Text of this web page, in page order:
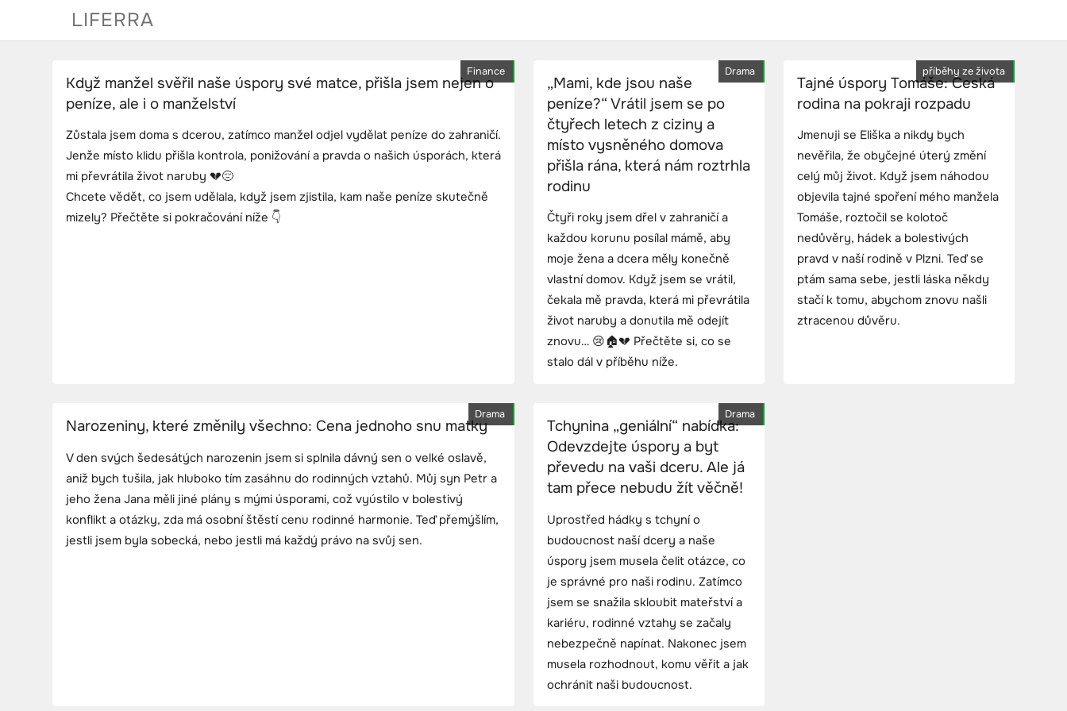
LIFERRA
Finance
Když manžel svěřil naše úspory své matce, přišla jsem nejen o
peníze, ale i o manželství
Zůstala jsem doma s dcerou, zatímco manžel odjel vydělat peníze do zahraničí.
Jenže místo klidu přišla kontrola, ponižování a pravda o našich úsporách, která
mi převrátila život naruby 💔😔
Chcete vědět, co jsem udělala, když jsem zjistila, kam naše peníze skutečně
mizely? Přečtěte si pokračování níže 👇
Drama
„Mami, kde jsou naše
peníze?“ Vrátil jsem se po
čtyřech letech z ciziny a
místo vysněného domova
přišla rána, která nám roztrhla
rodinu
Čtyři roky jsem dřel v zahraničí a
každou korunu posílal mámě, aby
moje žena a dcera měly konečně
vlastní domov. Když jsem se vrátil,
čekala mě pravda, která mi převrátila
život naruby a donutila mě odejít
znovu… 😢🏠💔 Přečtěte si, co se
stalo dál v příběhu níže.
příběhy ze života
Tajné úspory Tomáše: Česká
rodina na pokraji rozpadu
Jmenuji se Eliška a nikdy bych
nevěřila, že obyčejné úterý změní
celý můj život. Když jsem náhodou
objevila tajné spoření mého manžela
Tomáše, roztočil se kolotoč
nedůvěry, hádek a bolestivých
pravd v naší rodině v Plzni. Teď se
ptám sama sebe, jestli láska někdy
stačí k tomu, abychom znovu našli
ztracenou důvěru.
Drama
Narozeniny, které změnily všechno: Cena jednoho snu matky
V den svých šedesátých narozenin jsem si splnila dávný sen o velké oslavě,
aniž bych tušila, jak hluboko tím zasáhnu do rodinných vztahů. Můj syn Petr a
jeho žena Jana měli jiné plány s mými úsporami, což vyústilo v bolestivý
konflikt a otázky, zda má osobní štěstí cenu rodinné harmonie. Teď přemýšlím,
jestli jsem byla sobecká, nebo jestli má každý právo na svůj sen.
Drama
Tchynina „geniální“ nabídka:
Odevzdejte úspory a byt
převedu na vaši dceru. Ale já
tam přece nebudu žít věčně!
Uprostřed hádky s tchyní o
budoucnost naší dcery a naše
úspory jsem musela čelit otázce, co
je správné pro naši rodinu. Zatímco
jsem se snažila skloubit mateřství a
kariéru, rodinné vztahy se začaly
nebezpečně napínat. Nakonec jsem
musela rozhodnout, komu věřit a jak
ochránit naši budoucnost.